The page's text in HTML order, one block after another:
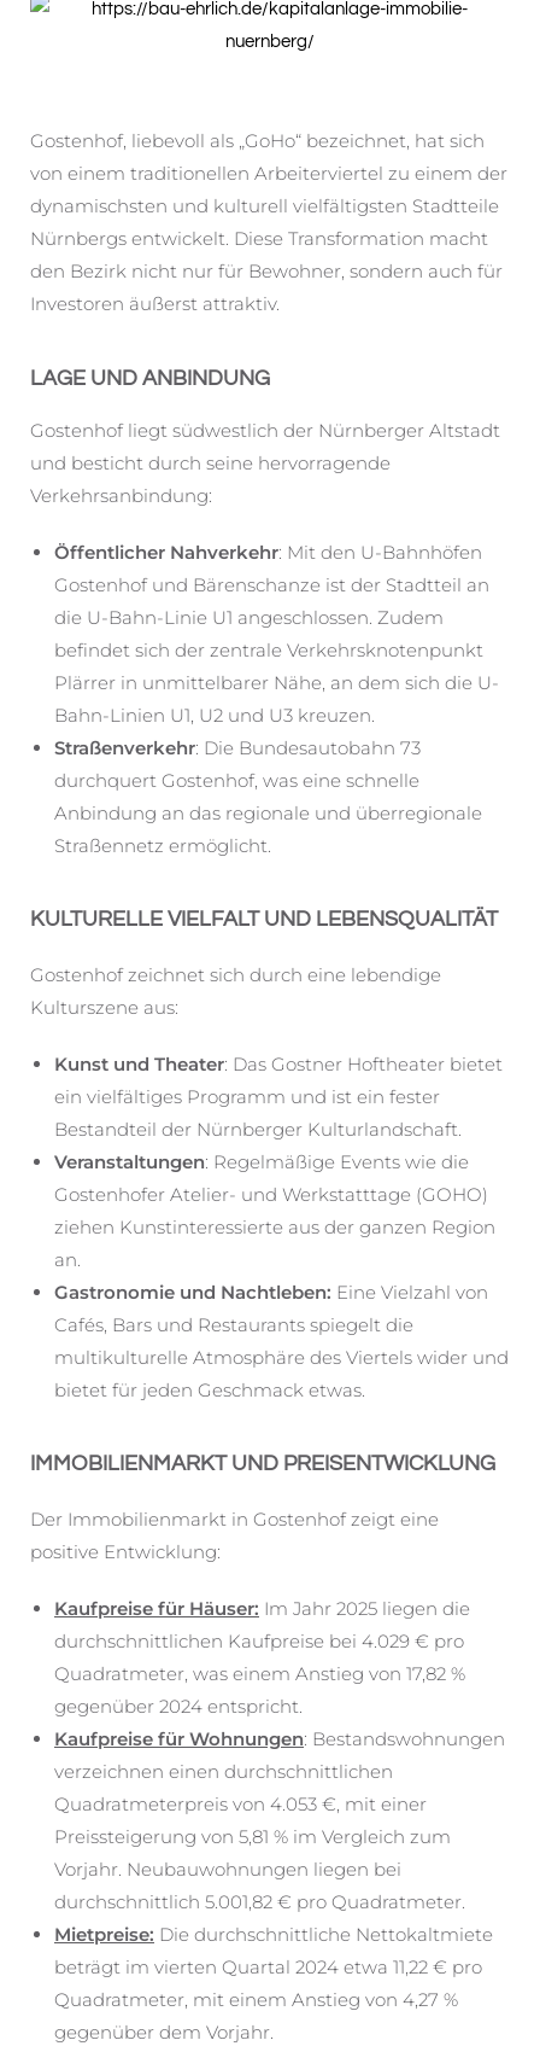
Gostenhof, liebevoll als „GoHo“ bezeichnet, hat sich
von einem traditionellen Arbeiterviertel zu einem der
dynamischsten und kulturell vielfältigsten Stadtteile
Nürnbergs entwickelt. Diese Transformation macht
den Bezirk nicht nur für Bewohner, sondern auch für
Investoren äußerst attraktiv.
LAGE UND ANBINDUNG
Gostenhof liegt südwestlich der Nürnberger Altstadt
und besticht durch seine hervorragende
Verkehrsanbindung:
Öffentlicher Nahverkehr: Mit den U-Bahnhöfen
Gostenhof und Bärenschanze ist der Stadtteil an
die U-Bahn-Linie U1 angeschlossen. Zudem
befindet sich der zentrale Verkehrsknotenpunkt
Plärrer in unmittelbarer Nähe, an dem sich die U-
Bahn-Linien U1, U2 und U3 kreuzen.
Straßenverkehr: Die Bundesautobahn 73
durchquert Gostenhof, was eine schnelle
Anbindung an das regionale und überregionale
Straßennetz ermöglicht.
KULTURELLE VIELFALT UND LEBENSQUALITÄT
Gostenhof zeichnet sich durch eine lebendige
Kulturszene aus:
Kunst und Theater: Das Gostner Hoftheater bietet
ein vielfältiges Programm und ist ein fester
Bestandteil der Nürnberger Kulturlandschaft.
Veranstaltungen: Regelmäßige Events wie die
Gostenhofer Atelier- und Werkstatttage (GOHO)
ziehen Kunstinteressierte aus der ganzen Region
an.
Gastronomie und Nachtleben: Eine Vielzahl von
Cafés, Bars und Restaurants spiegelt die
multikulturelle Atmosphäre des Viertels wider und
bietet für jeden Geschmack etwas.
IMMOBILIENMARKT UND PREISENTWICKLUNG
Der Immobilienmarkt in Gostenhof zeigt eine
positive Entwicklung:
Kaufpreise für Häuser: Im Jahr 2025 liegen die
durchschnittlichen Kaufpreise bei 4.029 € pro
Quadratmeter, was einem Anstieg von 17,82 %
gegenüber 2024 entspricht.
Kaufpreise für Wohnungen: Bestandswohnungen
verzeichnen einen durchschnittlichen
Quadratmeterpreis von 4.053 €, mit einer
Preissteigerung von 5,81 % im Vergleich zum
Vorjahr. Neubauwohnungen liegen bei
durchschnittlich 5.001,82 € pro Quadratmeter.
Mietpreise: Die durchschnittliche Nettokaltmiete
beträgt im vierten Quartal 2024 etwa 11,22 € pro
Quadratmeter, mit einem Anstieg von 4,27 %
gegenüber dem Vorjahr.